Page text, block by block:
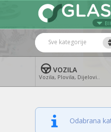
Sve kategorije
VOZILA
Vozila, Plovila, Dijelovi..
Odabrana